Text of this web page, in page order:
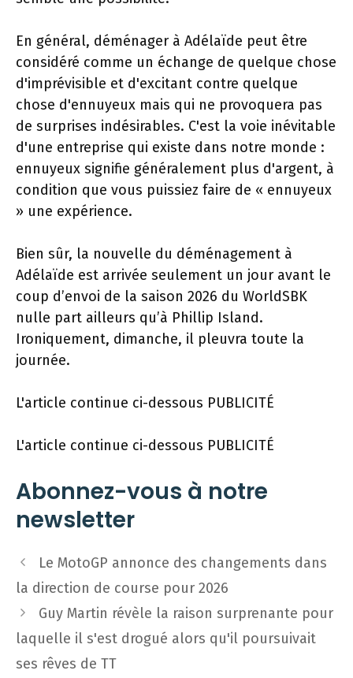
En général, déménager à Adélaïde peut être
considéré comme un échange de quelque chose
d'imprévisible et d'excitant contre quelque
chose d'ennuyeux mais qui ne provoquera pas
de surprises indésirables. C'est la voie inévitable
d'une entreprise qui existe dans notre monde :
ennuyeux signifie généralement plus d'argent, à
condition que vous puissiez faire de « ennuyeux
» une expérience.
Bien sûr, la nouvelle du déménagement à
Adélaïde est arrivée seulement un jour avant le
coup d’envoi de la saison 2026 du WorldSBK
nulle part ailleurs qu’à Phillip Island.
Ironiquement, dimanche, il pleuvra toute la
journée.
L'article continue ci-dessous PUBLICITÉ
L'article continue ci-dessous PUBLICITÉ
Abonnez-vous à notre
newsletter
Navigation
des
Le MotoGP annonce des changements dans
la direction de course pour 2026
Guy Martin révèle la raison surprenante pour
laquelle il s'est drogué alors qu'il poursuivait
ses rêves de TT